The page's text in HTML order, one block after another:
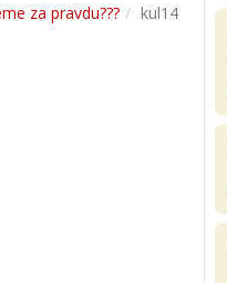
za pravdu??? kul14